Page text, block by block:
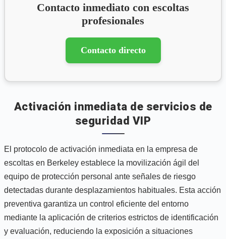
Contacto inmediato con escoltas
profesionales
Contacto directo
Activación inmediata de servicios de
seguridad VIP
El protocolo de activación inmediata en la empresa de
escoltas en Berkeley establece la movilización ágil del
equipo de protección personal ante señales de riesgo
detectadas durante desplazamientos habituales. Esta acción
preventiva garantiza un control eficiente del entorno
mediante la aplicación de criterios estrictos de identificación
y evaluación, reduciendo la exposición a situaciones